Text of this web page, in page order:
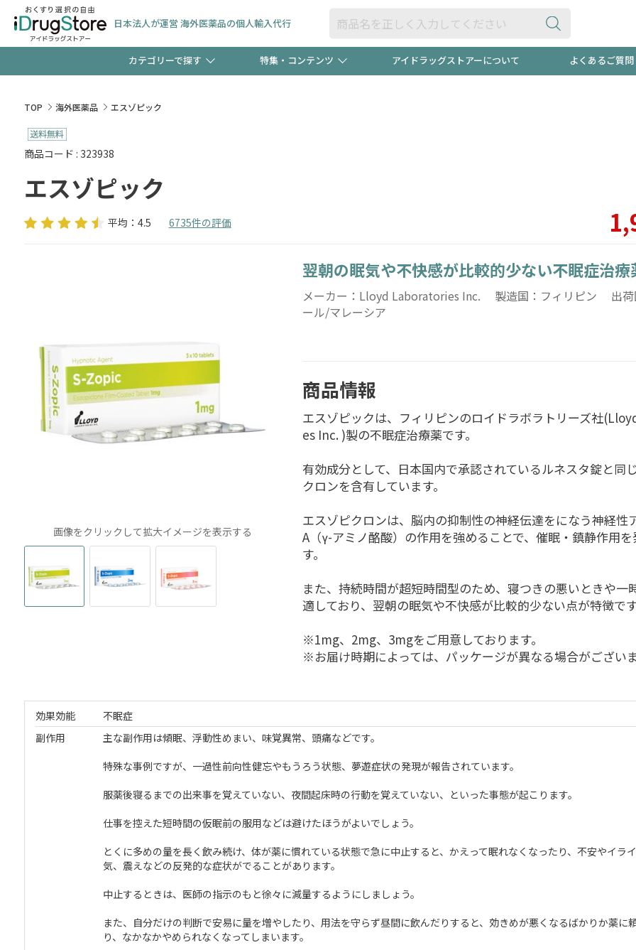
日本法人が運営 海外医薬品の個人輸入代行
カテゴリーで探す
検査キット
特集・コンテンツ
【早割
新規登
当店スタッフが贈る音声プログラム 友だち
アイドラッグストアーについて よくあるご質問
TOP 海外医薬品 エスゾピック
商品コード : 323938
エスゾピック
平均：4.5 6735件の評価
画像をクリックして拡大イメージを表示する
翌朝の眠気や不快感が比較的少ない不眠症治療
メーカー：Lloyd Laboratories Inc. 製造国：フィリピン 出荷
ール/マレーシア
商品情報
エスゾピックは、フィリピンのロイドラボラトリーズ社
es Inc. )製の不眠症治療薬です。
有効成分として、日本国内で承認されているルネスタ錠と同
クロンを含有しています。
エスゾピクロンは、脳内の抑制性の神経伝達をになう神経性
A（γ-アミノ酪酸）の作用を強めることで、催眠・鎮静作用を
す。
また、持続時間が超短時間型のため、寝つきの悪いときや一
適しており、翌朝の眠気や不快感が比較的少ない点が特徴です
※1mg、2mg、3mgをご用意しております。
※お届け時期によっては、パッケージが異なる場合がございま
効果効能
不眠症
副作用
主な副作用は傾眠、浮動性めまい、味覚異常、頭痛などです。
特殊な事例ですが、一過性前向性健忘やもうろう状態、夢遊症状の発現が報告されています。
服薬後寝るまでの出来事を覚えていない、夜間起床時の行動を覚えていない、といった事態が起こります。
仕事を控えた短時間の仮眠前の服用などは避けたほうがよいでしょう。
とくに多めの量を長く飲み続け、体が薬に慣れている状態で急に中止すると、かえって眠れなくなったり、不安やイラ
気、震えなどの反発的な症状がでることがあります。
中止するときは、医師の指示のもと徐々に減量するようにしましょう。
また、自分だけの判断で安易に量を増やしたり、用法を守らず昼間に飲んだりすると、効きめが悪くなるばかりか薬に
り、なかなかやめられなくなってしまいます。